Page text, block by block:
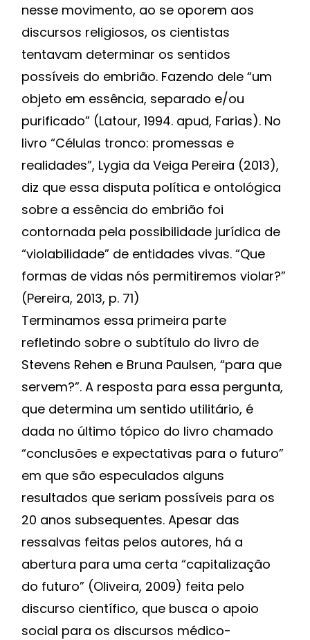
nesse movimento, ao se oporem aos
discursos religiosos, os cientistas
tentavam determinar os sentidos
possíveis do embrião. Fazendo dele “um
objeto em essência, separado e/ou
purificado” (Latour, 1994. apud, Farias). No
livro “Células tronco: promessas e
realidades”, Lygia da Veiga Pereira (2013),
diz que essa disputa política e ontológica
sobre a essência do embrião foi
contornada pela possibilidade jurídica de
“violabilidade” de entidades vivas. “Que
formas de vidas nós permitiremos violar?”
(Pereira, 2013, p. 71)
Terminamos essa primeira parte
refletindo sobre o subtítulo do livro de
Stevens Rehen e Bruna Paulsen, “para que
servem?”. A resposta para essa pergunta,
que determina um sentido utilitário, é
dada no último tópico do livro chamado
“conclusões e expectativas para o futuro”
em que são especulados alguns
resultados que seriam possíveis para os
20 anos subsequentes. Apesar das
ressalvas feitas pelos autores, há a
abertura para uma certa “capitalização
do futuro” (Oliveira, 2009) feita pelo
discurso científico, que busca o apoio
social para os discursos médico-